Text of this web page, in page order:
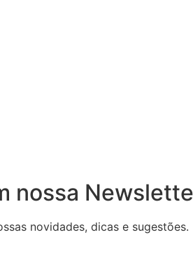
nossa
novidades, dicas e sugestões.